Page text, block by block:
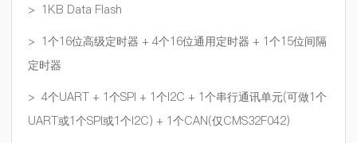
> 1KB Data Flash
> 1个16位高级定时器 + 4个16位通用定时器 + 1个15位间隔
定时器
> 4个UART + 1个SPI + 1个I2C + 1个串行通讯单元(可做1个
UART或1个SPI或1个I2C) + 1个CAN(仅CMS32F042)